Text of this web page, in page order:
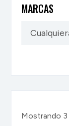
MARCAS
Mostrando 3